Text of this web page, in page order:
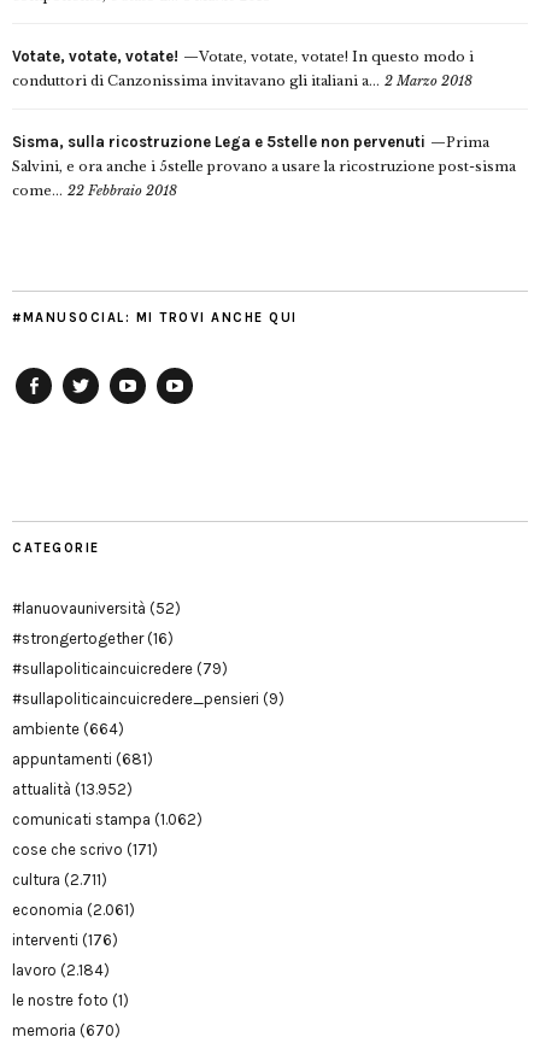
Votate, votate, votate!
Votate, votate, votate! In questo modo i
conduttori di Canzonissima invitavano gli italiani a... 2 Marzo 2018
Sisma, sulla ricostruzione Lega e 5stelle non pervenuti
Prima
Salvini, e ora anche i 5stelle provano a usare la ricostruzione post-sisma
come... 22 Febbraio 2018
#MANUSOCIAL: MI TROVI ANCHE QUI
CATEGORIE
#lanuovauniversità (52)
#strongertogether(16)
#sullapoliticaincuicredere (79)
#sullapoliticaincuicredere_pensieri (9)
ambiente (664)
appuntamenti (681)
attualità (13.952)
comunicati stampa (1.062)
cose che scrivo (171)
cultura (2.711)
economia (2.061)
interventi (176)
lavoro (2.184)
le nostre foto (1)
memoria (670)